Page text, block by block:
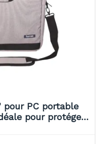
pour PC portable
pour protéger